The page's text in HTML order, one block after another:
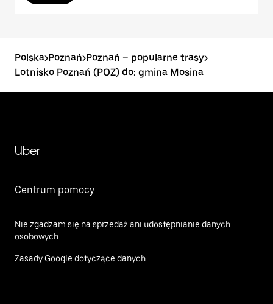
Polska>Poznań>Poznań – popularne trasy>
Lotnisko Poznań (POZ) do: gmina Mosina
Uber
Centrum pomocy
Nie zgadzam się na sprzedaż ani udostępnianie danych
osobowych
Zasady Google dotyczące danych